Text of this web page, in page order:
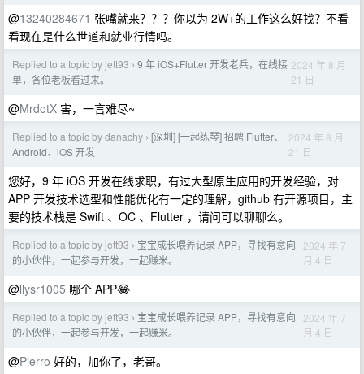
@13240284671 张嘴就来？？？你以为 2W+的工作这么好找？不看
看现在是什么世道和就业行情吗。
Replied to a topic by jett93 › 9 年 iOS+Flutter 开发老兵，在线接
单，各位老板看过来。
2024 年 8 月
21 日
@MrdotX 害，一言难尽~
Replied to a topic by danachy › [深圳] [一起练琴] 招聘 Flutter、
Android、iOS 开发
2024 年 8 月
21 日
您好，9 年 iOS 开发在线求职，有过大型原生应用的开发经验，对
APP 开发技术选型和性能优化有一定的理解，github 有开源项目，主
要的技术栈是 Swift 、OC 、Flutter ，请问可以聊聊么。
Replied to a topic by jett93 › 宝宝成长喂养记录 APP，寻找有意向
的小伙伴，一起参与开发，一起赚米。
2024 年 7
月 4 日
@llysr1005 哪个 APP😂
Replied to a topic by jett93 › 宝宝成长喂养记录 APP，寻找有意向
的小伙伴，一起参与开发，一起赚米。
2024 年 7
月 4 日
@Pierro 好的，加你了，老哥。